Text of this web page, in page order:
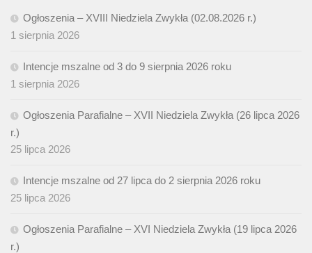
Ogłoszenia – XVIII Niedziela Zwykła (02.08.2026 r.)
1 sierpnia 2026
Intencje mszalne od 3 do 9 sierpnia 2026 roku
1 sierpnia 2026
Ogłoszenia Parafialne – XVII Niedziela Zwykła (26 lipca 2026
r.)
25 lipca 2026
Intencje mszalne od 27 lipca do 2 sierpnia 2026 roku
25 lipca 2026
Ogłoszenia Parafialne – XVI Niedziela Zwykła (19 lipca 2026
r.)